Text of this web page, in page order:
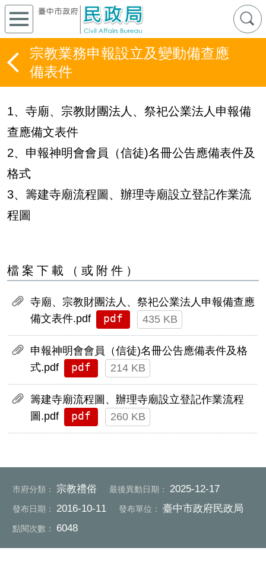
宗教業務申報設立及變動備查應
備表件
1、寺廟、宗教財團法人、祭祀公業法人申報備
查應備文表件
2、申報神明會會員（信徒)名冊公告應備表件及
格式
3、籌建寺廟流程圖、辦理寺廟設立登記作業流
程圖
檔案下載（或附件）
寺廟、宗教財團法人、祭祀公業法人申報備查應
備文表件.pdf
pdf 435 KB
申報神明會會員（信徒)名冊公告應備表件及格
式.pdf
pdf 214 KB
籌建寺廟流程圖、辦理寺廟設立登記作業流程
圖.pdf
pdf 260 KB
市府分類： 宗教禮俗 最後異動日期： 2025-12-17
發布日期： 2016-10-11 發布單位： 臺中市政府民政局
點閱次數： 6048